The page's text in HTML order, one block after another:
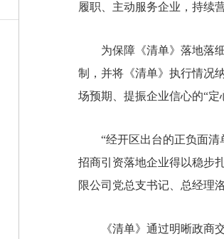
履职、主动服务企业，持续
为保障《清单》落地落
制，并将《清单》执行情况
场预期、提振企业信心的“
“经开区出台的正负面
招商引资落地企业得以稳步
限公司党总支书记、总经理
《清单》通过明晰政